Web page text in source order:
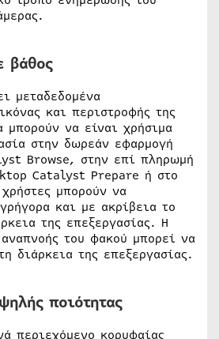
βάθος
μεταδεδομένα
και περιστροφής της
μπορούν να είναι χρήσιμα
στην δωρεάν εφαρμογή
Browse, στην επί πληρωμή
Catalyst Prepare ή στο
μπορούν να
και με ακρίβεια το
της επεξεργασίας. Η
του φακού μπορεί να
διάρκεια της επεξεργασίας.
ποιότητας
περιεχόμενο κορυφαίας